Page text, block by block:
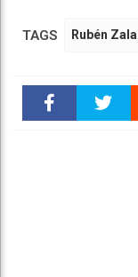
TAGS Rubén